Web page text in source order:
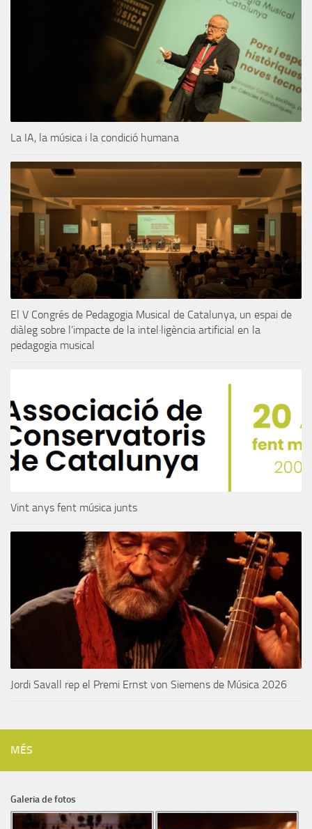
La IA, la música i la condició humana
El V Congrés de Pedagogia Musical de Catalunya, un espai de
diàleg sobre l’impacte de la intel·ligència artificial en la
pedagogia musical
Vint anys fent música junts
Jordi Savall rep el Premi Ernst von Siemens de Música 2026
MÉS
Galeria de fotos